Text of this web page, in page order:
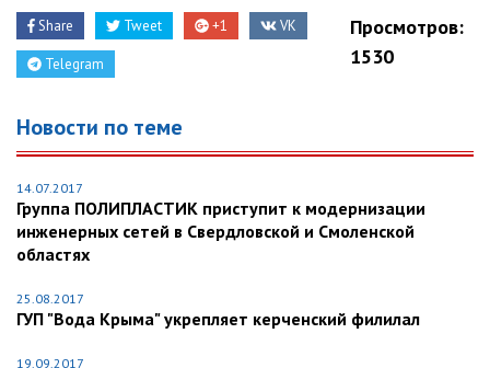
Share Tweet +1 VK
Telegram
Просмотров:
1530
Новости по теме
14.07.2017
Группа ПОЛИПЛАСТИК приступит к модернизации
инженерных сетей в Свердловской и Смоленской
областях
25.08.2017
ГУП "Вода Крыма" укрепляет керченский филилал
19.09.2017